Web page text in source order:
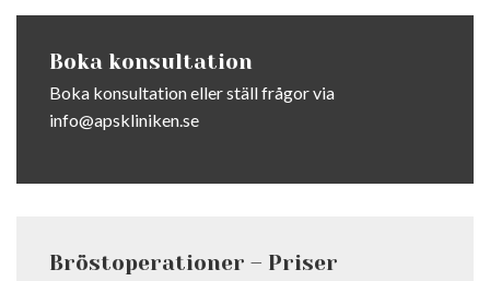
Boka konsultation
Boka konsultation eller ställ frågor via
info@apskliniken.se
Bröstoperationer – Priser